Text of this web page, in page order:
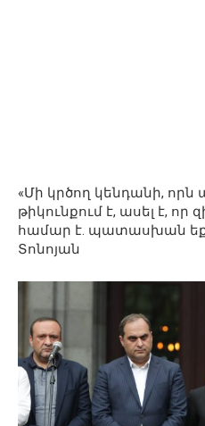
«Մի կրծող կենդանի, որն
թիկունքում է, ասել է, որ
համար է. պատասխան եք
Տոնոյան